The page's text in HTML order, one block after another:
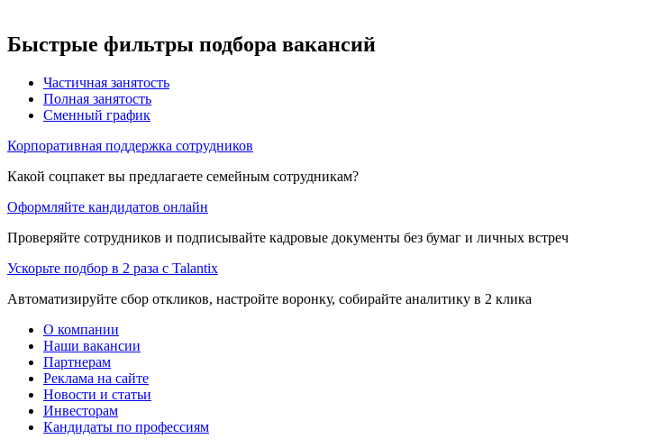
Быстрые фильтры подбора вакансий
Частичная занятость
Полная занятость
Сменный график
Корпоративная поддержка сотрудников
Какой соцпакет вы предлагаете семейным сотрудникам?
Оформляйте кандидатов онлайн
Проверяйте сотрудников и подписывайте кадровые документы без бумаг и личных встреч
Ускорьте подбор в 2 раза с Talantix
Автоматизируйте сбор откликов, настройте воронку, собирайте аналитику в 2 клика
О компании
Наши вакансии
Партнерам
Реклама на сайте
Новости и статьи
Инвесторам
Кандидаты по профессиям